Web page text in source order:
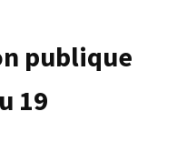
publique
19